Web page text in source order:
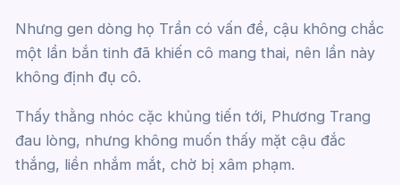
Nhưng gen dòng họ Trần có vấn đề, cậu không chắc
một lần bắn tinh đã khiến cô mang thai, nên lần này
không định đụ cô.
Thấy thằng nhóc cặc khủng tiến tới, Phương Trang
đau lòng, nhưng không muốn thấy mặt cậu đắc
thắng, liền nhắm mắt, chờ bị xâm phạm.